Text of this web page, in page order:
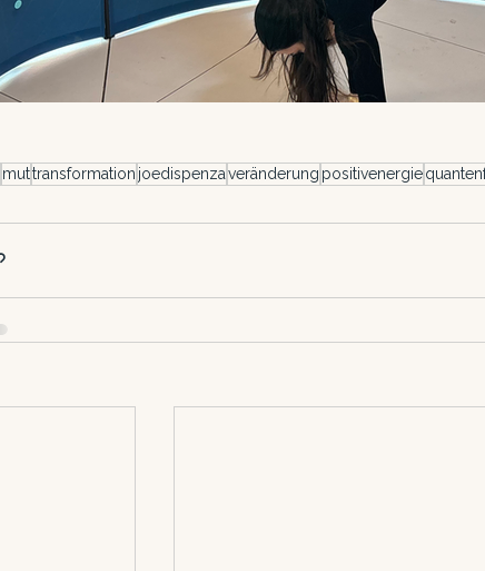
muttransformation joedispenzaveränderung positivenergie